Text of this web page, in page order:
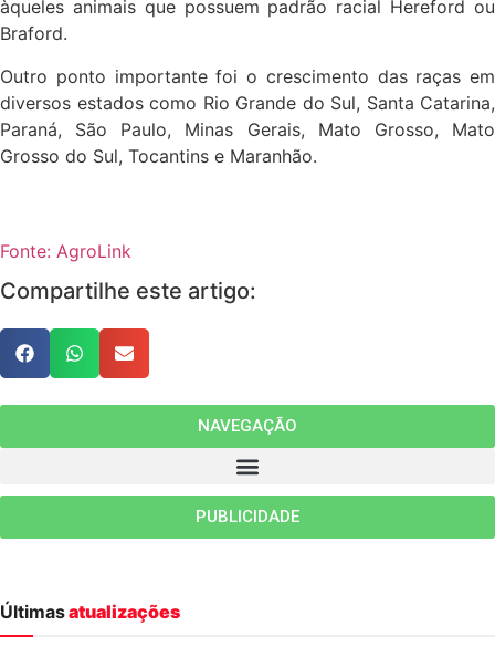
àqueles animais que possuem padrão racial Hereford ou
Braford.
Outro ponto importante foi o crescimento das raças em
diversos estados como Rio Grande do Sul, Santa Catarina,
Paraná, São Paulo, Minas Gerais, Mato Grosso, Mato
Grosso do Sul, Tocantins e Maranhão.
Fonte: AgroLink
Compartilhe este artigo:
NAVEGAÇÃO
PUBLICIDADE
Últimasatualizações